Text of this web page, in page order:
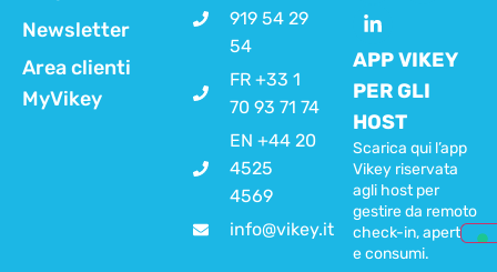
Newsletter
Area clienti
MyVikey
919 54 29
54
FR +33 1
70 93 71 74
EN +44 20
4525
4569
info@vikey.it
APP VIKEY
PER GLI
HOST
Scarica qui l’app
Vikey riservata
agli host per
gestire da remoto
check-in, apertura
e consumi.